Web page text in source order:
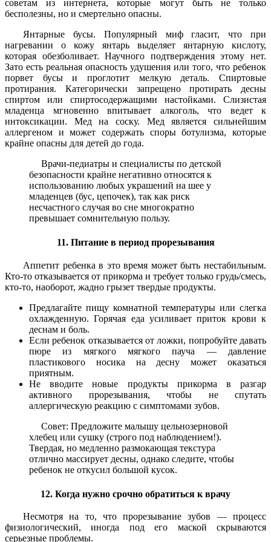
советам из интернета, которые могут быть не только
бесполезны, но и смертельно опасны.
Янтарные бусы. Популярный миф гласит, что при
нагревании о кожу янтарь выделяет янтарную кислоту,
которая обезболивает. Научного подтверждения этому нет.
Зато есть реальная опасность удушения или того, что ребенок
порвет бусы и проглотит мелкую деталь. Спиртовые
протирания. Категорически запрещено протирать десны
спиртом или спиртосодержащими настойками. Слизистая
младенца мгновенно впитывает алкоголь, что ведет к
интоксикации. Мед на соску. Мед является сильнейшим
аллергеном и может содержать споры ботулизма, которые
крайне опасны для детей до года.
Врачи-педиатры и специалисты по детской
безопасности крайне негативно относятся к
использованию любых украшений на шее у
младенцев (бус, цепочек), так как риск
несчастного случая во сне многократно
превышает сомнительную пользу.
11. Питание в период прорезывания
Аппетит ребенка в это время может быть нестабильным.
Кто-то отказывается от прикорма и требует только грудь/смесь,
кто-то, наоборот, жадно грызет твердые продукты.
Предлагайте пищу комнатной температуры или слегка
охлажденную. Горячая еда усиливает приток крови к
деснам и боль.
Если ребенок отказывается от ложки, попробуйте давать
пюре из мягкого мягкого пауча — давление
пластикового носика на десну может оказаться
приятным.
Не вводите новые продукты прикорма в разгар
активного прорезывания, чтобы не спутать
аллергическую реакцию с симптомами зубов.
Совет: Предложите малышу цельнозерновой
хлебец или сушку (строго под наблюдением!).
Твердая, но медленно размокающая текстура
отлично массирует десны, однако следите, чтобы
ребенок не откусил большой кусок.
12. Когда нужно срочно обратиться к врачу
Несмотря на то, что прорезывание зубов — процесс
физиологический, иногда под его маской скрываются
серьезные проблемы.